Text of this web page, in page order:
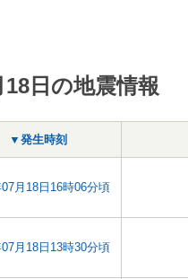
日の地震情報
▼発生時刻
月18日16時06分頃
月18日13時30分頃